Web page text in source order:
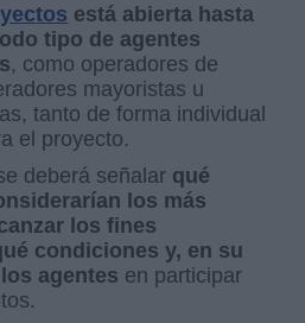
está abierta hasta
tipo de agentes
, como operadores de
mayoristas u
tanto de forma individual
el proyecto.
deberá señalar qué
los más
los fines
condiciones y, en su
agentes en participar